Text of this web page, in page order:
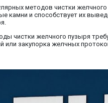
методов чистки
камни и способствует их
чистки желчного пузыря
или закупорка желчных